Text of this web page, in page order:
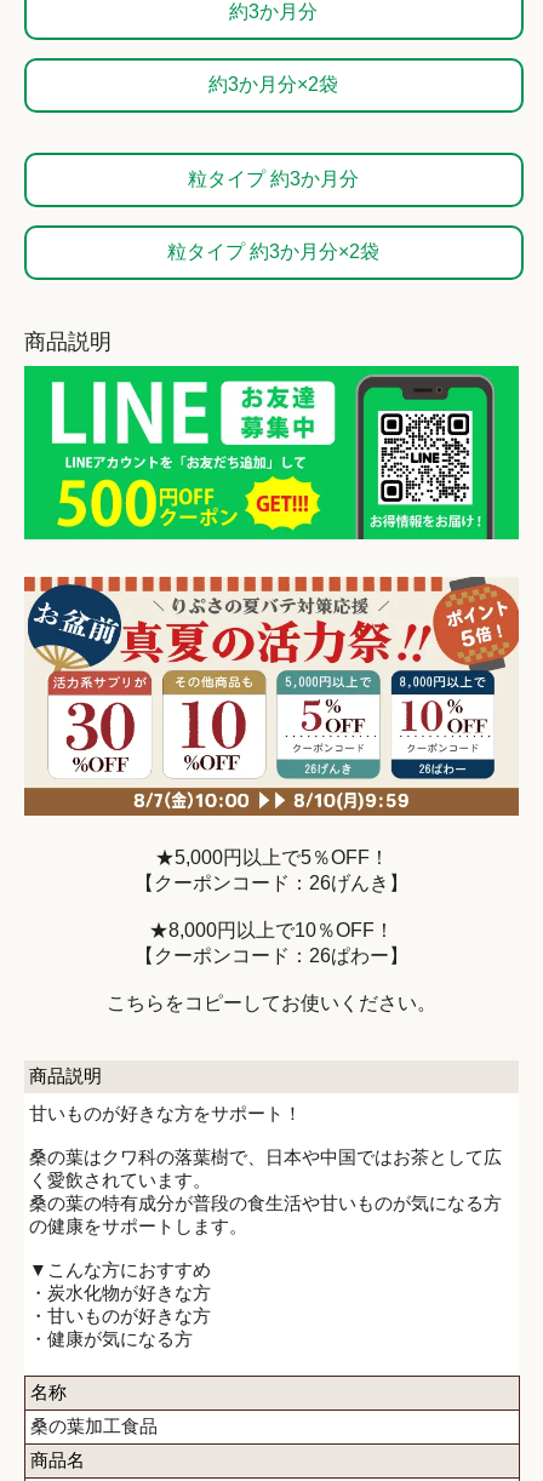
約3か月分
約3か月分×2袋
粒タイプ 約3か月分
粒タイプ 約3か月分×2袋
商品説明
★5,000円以上で5％OFF！
【クーポンコード：26げんき】
★8,000円以上で10％OFF！
【クーポンコード：26ぱわー】
こちらをコピーしてお使いください。
商品説明
甘いものが好きな方をサポート！
桑の葉はクワ科の落葉樹で、日本や中国ではお茶として広
く愛飲されています。
桑の葉の特有成分が普段の食生活や甘いものが気になる方
の健康をサポートします。
▼こんな方におすすめ
・炭水化物が好きな方
・甘いものが好きな方
・健康が気になる方
名称
桑の葉加工食品
商品名